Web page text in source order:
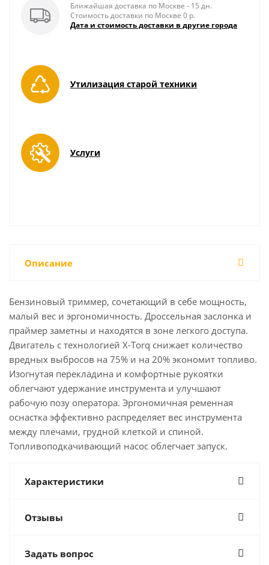
Ближайшая доставка по Москве - 15 дн.
Стоимость доставки по Москве 0 р.
Дата и стоимость доставки в другие города
Утилизация старой техники
Услуги
Описание
Бензиновый триммер, сочетающий в себе мощность,
малый вес и эргономичность. Дроссельная заслонка и
праймер заметны и находятся в зоне легкого доступа.
Двигатель с технологией X-Torq снижает количество
вредных выбросов на 75% и на 20% экономит топливо.
Изогнутая перекладина и комфортные рукоятки
облегчают удержание инструмента и улучшают
рабочую позу оператора. Эргономичная ременная
оснастка эффективно распределяет вес инструмента
между плечами, грудной клеткой и спиной.
Топливоподкачивающий насос облегчает запуск.
Характеристики
Отзывы
Задать вопрос